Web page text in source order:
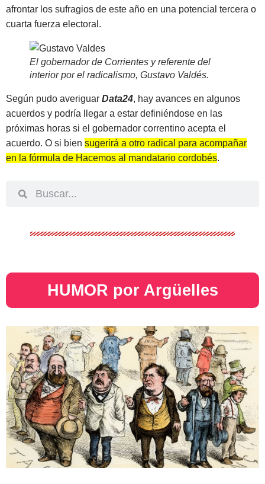
afrontar los sufragios de este año en una potencial tercera o
cuarta fuerza electoral.
El gobernador de Corrientes y referente del
interior por el radicalismo, Gustavo Valdés.
Según pudo averiguar Data24, hay avances en algunos
acuerdos y podría llegar a estar definiéndose en las
próximas horas si el gobernador correntino acepta el
acuerdo. O si bien sugerirá a otro radical para acompañar
en la fórmula de Hacemos al mandatario cordobés.
HUMOR por Argüelles​